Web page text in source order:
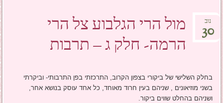
מול הרי הגלבוע צל הרי
הרמה- חלק ג – תרבות
נוב
30
בחלק השלישי של ביקורי בצפון הקרוב, התרכזתי בפן התרבותי- וביקרתי
בשני מוזיאונים , שניהם בעין חרוד מאוחד, כל אחד עוסק בנושא אחר,
ושניהם בהחלט שווים ביקור.